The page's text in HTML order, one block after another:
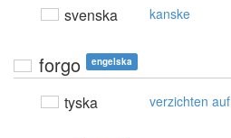
svenska kanske
forgo engelska
tyska verzichten auf